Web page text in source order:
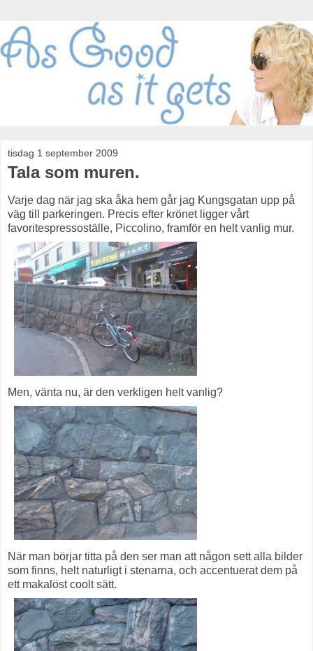
tisdag 1 september 2009
Tala som muren.
Varje dag när jag ska åka hem går jag Kungsgatan upp på
väg till parkeringen. Precis efter krönet ligger vårt
favoritespressoställe, Piccolino, framför en helt vanlig mur.
Men, vänta nu, är den verkligen helt vanlig?
När man börjar titta på den ser man att någon sett alla bilder
som finns, helt naturligt i stenarna, och accentuerat dem på
ett makalöst coolt sätt.